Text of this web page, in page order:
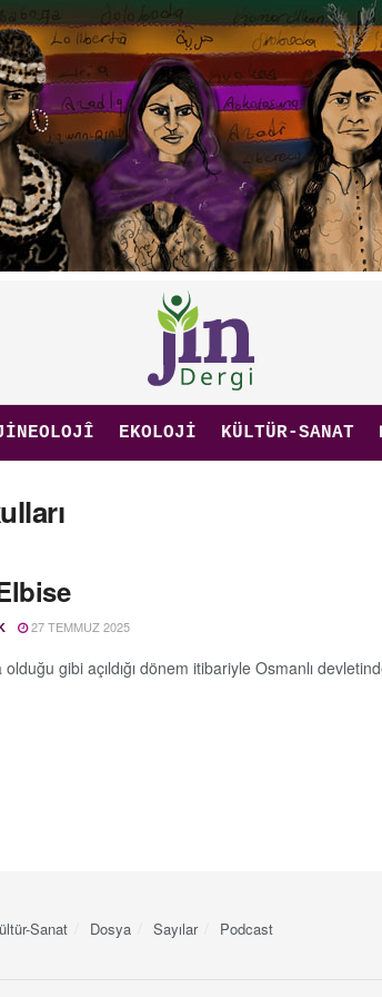
EKOLOJI KÜLTÜR-SANAT
27 TEMMUZ 2025
gibi açıldığı dönem itibariyle Osmanlı
Sanat Dosya Sayılar Podcast